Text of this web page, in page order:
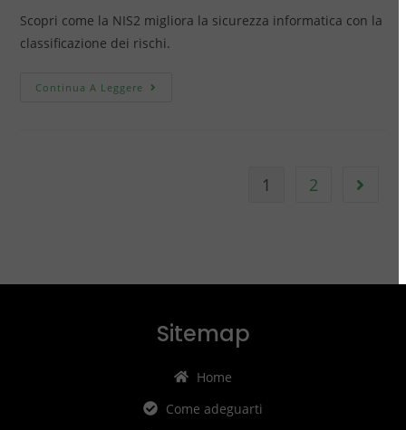
Scopri come la NIS2 migliora la sicurezza informatica con la
classificazione dei rischi.
Continua A Leggere
1 2
Sitemap
Home
Come adeguarti